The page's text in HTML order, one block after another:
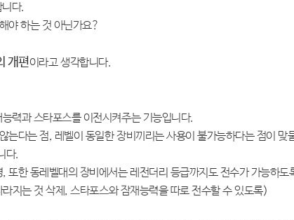
다.
야 하는 것 아닌가요?
개편이라고 생각합니다.
력과 스타포스를 이전시켜주는 기능입니다.
다는 점, 레벨이 동일한 장비끼리는 사용이 불가능하다는 점이 맞
다.
한 동레벨대의 장비에서는 레전더리 등급까지도 전수가 가능하도
지는 것 삭제, 스타포스와 잠재능력을 따로 전수할 수 있도록)